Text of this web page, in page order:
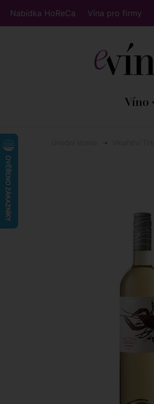
Nabídka HoReCa Vína pro firmy
Víno